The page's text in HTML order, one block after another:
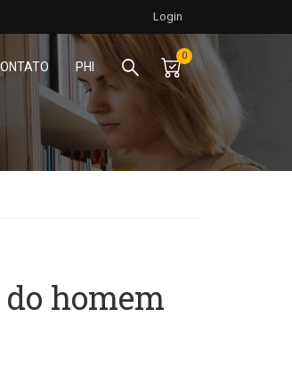
Login
PHI
0
homem